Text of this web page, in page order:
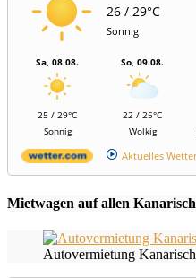
26 / 29°C
Sonnig
Sa, 08.08.
25 / 29°C
Sonnig
So, 09.08.
22 / 25°C
Wolkig
Aktuelles
Mietwagen auf allen
Autovermietung